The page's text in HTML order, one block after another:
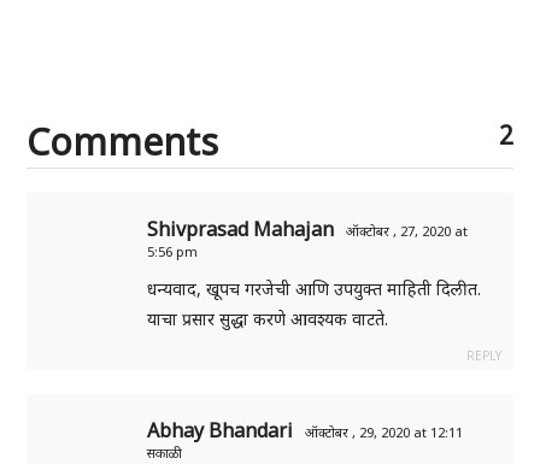
Comments 2
Shivprasad Mahajan
ऑक्टोबर , 27, 2020 at
5:56 pm
धन्यवाद, खूपच गरजेची आणि उपयुक्त माहिती दिलीत.
याचा प्रसार सुद्धा करणे आवश्यक वाटते.
REPLY
Abhay Bhandari
ऑक्टोबर , 29, 2020 at 12:11
सकाळी